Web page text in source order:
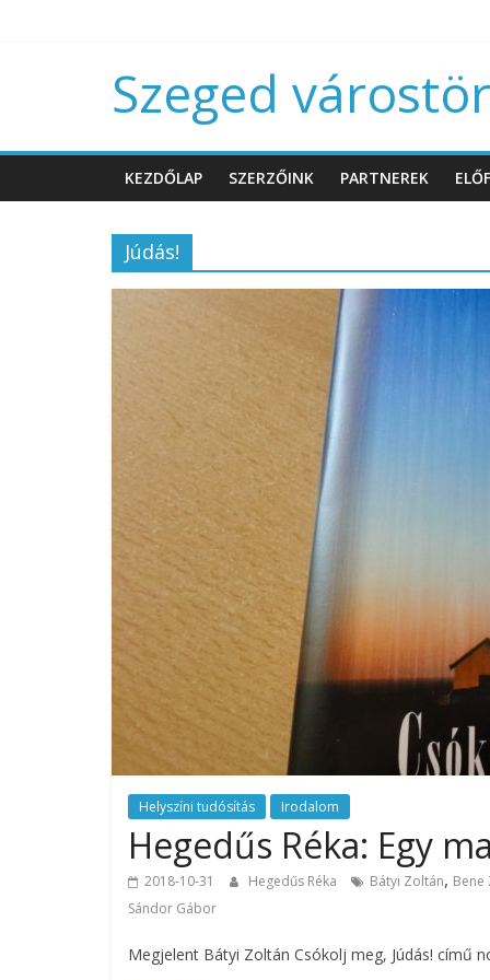
Szeged
KEZDŐLAP SZERZŐINK PARTNEREK
Júdás!
Helyszíni tudósítás Irodalom
Hegedűs Réka: Egy
2018-10-31 Hegedűs Réka Bátyi Zoltán, Bene
Sándor Gábor
Megjelent Bátyi Zoltán Csókolj meg, Júdás! című